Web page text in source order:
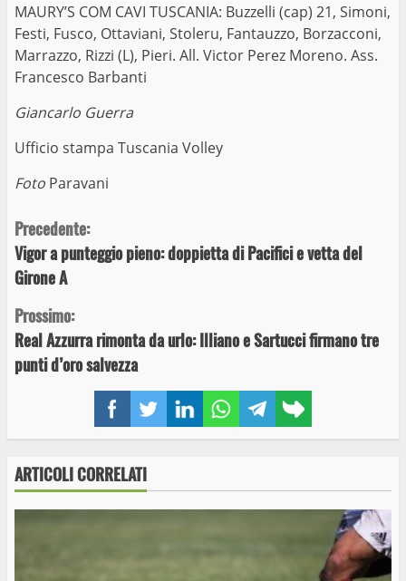
FacebookTwitterLinkedInWhatsAppTelegram
link
MAURY’S COM CAVI TUSCANIA: Buzzelli (cap) 21, Simoni,
Festi, Fusco, Ottaviani, Stoleru, Fantauzzo, Borzacconi,
Marrazzo, Rizzi (L), Pieri. All. Victor Perez Moreno. Ass.
Francesco Barbanti
Giancarlo Guerra
Ufficio stampa Tuscania Volley
Foto Paravani
Continue
Reading
Precedente:
Vigor a punteggio pieno: doppietta di Pacifici e vetta del
Girone A
Prossimo:
Real Azzurra rimonta da urlo: Illiano e Sartucci firmano tre
punti d’oro salvezza
ARTICOLI CORRELATI